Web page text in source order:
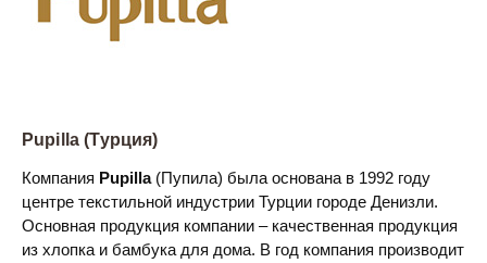
Pupilla (Турция)
Компания Pupilla(Пупила) была основана в 1992 году
центре текстильной индустрии Турции городе Денизли.
Основная продукция компании – качественная продукция
из хлопка и бамбука для дома. В год компания производит